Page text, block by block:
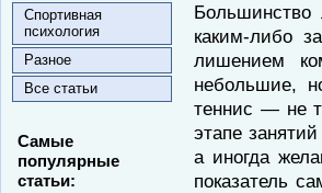
Спортивная
психология
Разное
Все статьи
Самые
популярные
статьи:
Большинство
каким-либо
лишением
небольшие,
теннис — не
этапе
а иногда
показатель